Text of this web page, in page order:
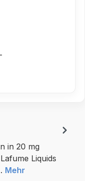
in 20 mg
Liquids
Mehr